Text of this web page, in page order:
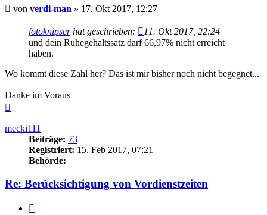
Beitrag
von verdi-man » 17. Okt 2017, 12:27
fotoknipserhat geschrieben:
11. Okt 2017, 22:24
und dein Ruhegehaltssatz darf 66,97% nicht erreicht
haben.
Wo kommt diese Zahl her? Das ist mir bisher noch nicht begegnet...
Danke im Voraus
mecki111
Beiträge: 73
Registriert: 15. Feb 2017, 07:21
Behörde:
Re: Berücksichtigung von Vordienstzeiten